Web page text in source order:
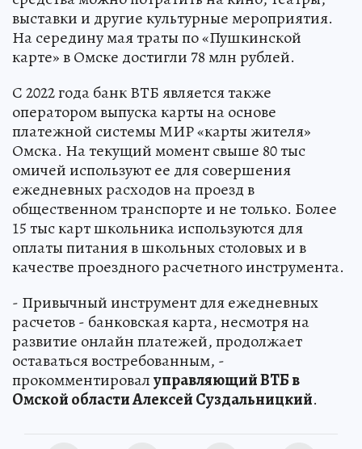
выставки и другие культурные мероприятия.
На середину мая траты по «Пушкинской
карте» в Омске достигли 78 млн рублей.
С 2022 года банк ВТБ является также
оператором выпуска карты на основе
платежной системы МИР «карты жителя»
Омска. На текущий момент свыше 80 тыс
омичей используют ее для совершения
ежедневных расходов на проезд в
общественном транспорте и не только. Более
15 тыс карт школьника используются для
оплаты питания в школьных столовых и в
качестве проездного расчетного инструмента.
- Привычный инструмент для ежедневных
расчетов - банковская карта, несмотря на
развитие онлайн платежей, продолжает
оставаться востребованным, -
прокомментировалуправляющий ВТБ в
Омской области Алексей Суздальницкий.